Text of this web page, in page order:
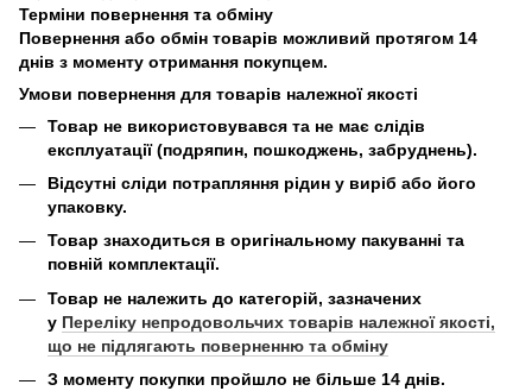
Терміни повернення та обміну
Повернення або обмін товарів можливий протягом 14
днів з моменту отримання покупцем.
Умови повернення для товарів належної якості
Товар не використовувався та не має слідів
експлуатації (подряпин, пошкоджень, забруднень).
Відсутні сліди потрапляння рідин у виріб або його
упаковку.
Товар знаходиться в оригінальному пакуванні та
повній комплектації.
Товар не належить до категорій, зазначених
у Переліку непродовольчих товарів належної якості,
що не підлягають поверненню та обміну
З моменту покупки пройшло не більше 14 днів.